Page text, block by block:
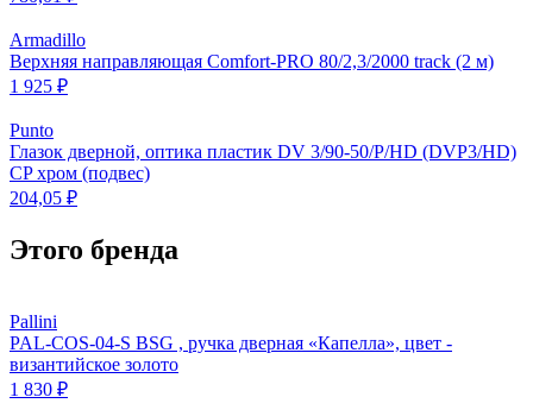
Armadillo
Верхняя направляющая Comfort-PRO 80/2,3/2000 track (2 м)
1 925 ₽
Punto
Глазок дверной, оптика пластик DV 3/90-50/P/HD (DVP3/HD)
CP хром (подвес)
204,05 ₽
Этого бренда
Pallini
PAL-COS-04-S BSG , ручка дверная «Капелла», цвет -
византийское золото
1 830 ₽